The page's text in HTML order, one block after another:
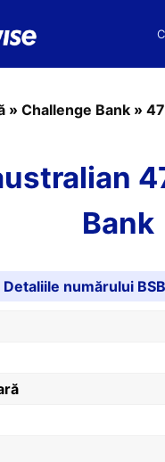
» Challenge Bank »
Bank
Detaliile numărului